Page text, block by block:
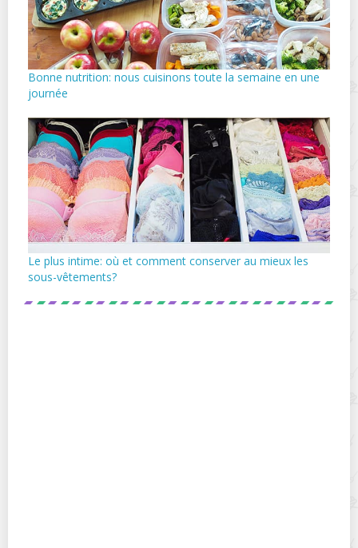
Bonne nutrition: nous cuisinons toute la semaine en une
journée
Le plus intime: où et comment conserver au mieux les
sous-vêtements?